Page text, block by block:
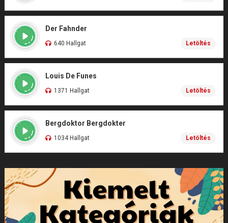
Der Fahnder
640 Hallgat Letöltés
Louis De Funes
1371 Hallgat Letöltés
Bergdoktor Bergdokter
1034 Hallgat Letöltés